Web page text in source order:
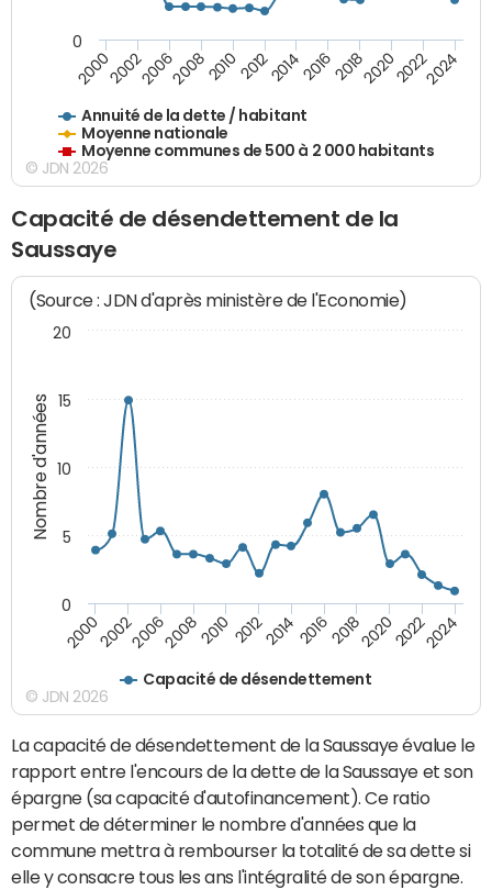
Annuité de la dette / habitant
Moyenne nationale
Moyenne communes de 500 à 2 000 habitants
200020022006200820102012201420162018202020222024
0
© JDN 2026
Capacité de désendettement de la
Saussaye
Nombre d'années
(Source : JDN d'après ministère de l'Economie)
Capacité de désendettement
20002002200620082010 2012201420162018202020222024
0
5
10
15
20
© JDN 2026
La capacité de désendettement de la Saussaye évalue le
rapport entre l'encours de la dette de la Saussaye et son
épargne (sa capacité d'autofinancement). Ce ratio
permet de déterminer le nombre d'années que la
commune mettra à rembourser la totalité de sa dette si
elle y consacre tous les ans l'intégralité de son épargne.